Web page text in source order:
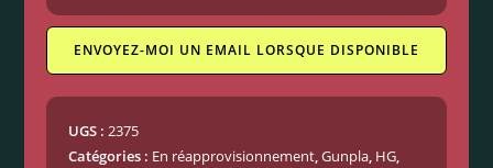
ENVOYEZ-MOI UN EMAIL LORSQUE DISPONIBLE
UGS :2375
Catégories : En réapprovisionnement,Gunpla, HG,